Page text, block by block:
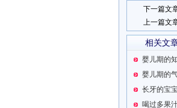
下一篇文
上一篇文
相关文
婴儿期的
婴儿期的
长牙的宝
喝过多果